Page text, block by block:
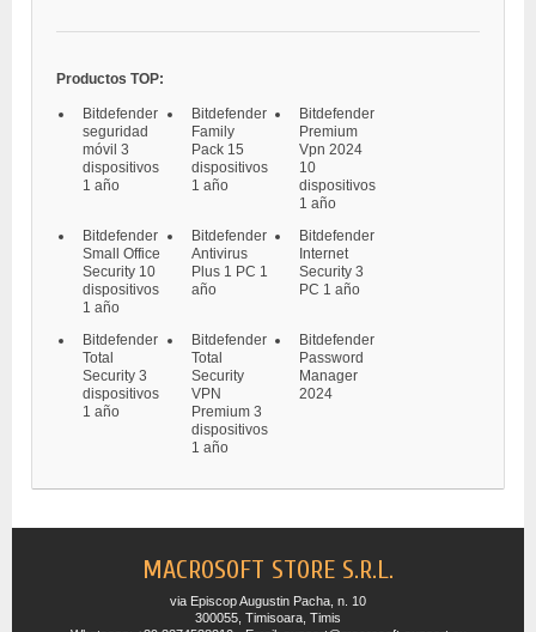
Productos TOP:
Bitdefender
seguridad
móvil 3
dispositivos
1 año
Bitdefender
Family
Pack 15
dispositivos
1 año
Bitdefender
Premium
Vpn 2024
10
dispositivos
1 año
Bitdefender
Small Office
Security 10
dispositivos
1 año
Bitdefender
Antivirus
Plus 1 PC 1
año
Bitdefender
Internet
Security 3
PC 1 año
Bitdefender
Total
Security 3
dispositivos
1 año
Bitdefender
Total
Security
VPN
Premium 3
dispositivos
1 año
Bitdefender
Password
Manager
2024
MACROSOFT STORE S.R.L.
via Episcop Augustin Pacha, n. 10
300055, Timisoara, Timis